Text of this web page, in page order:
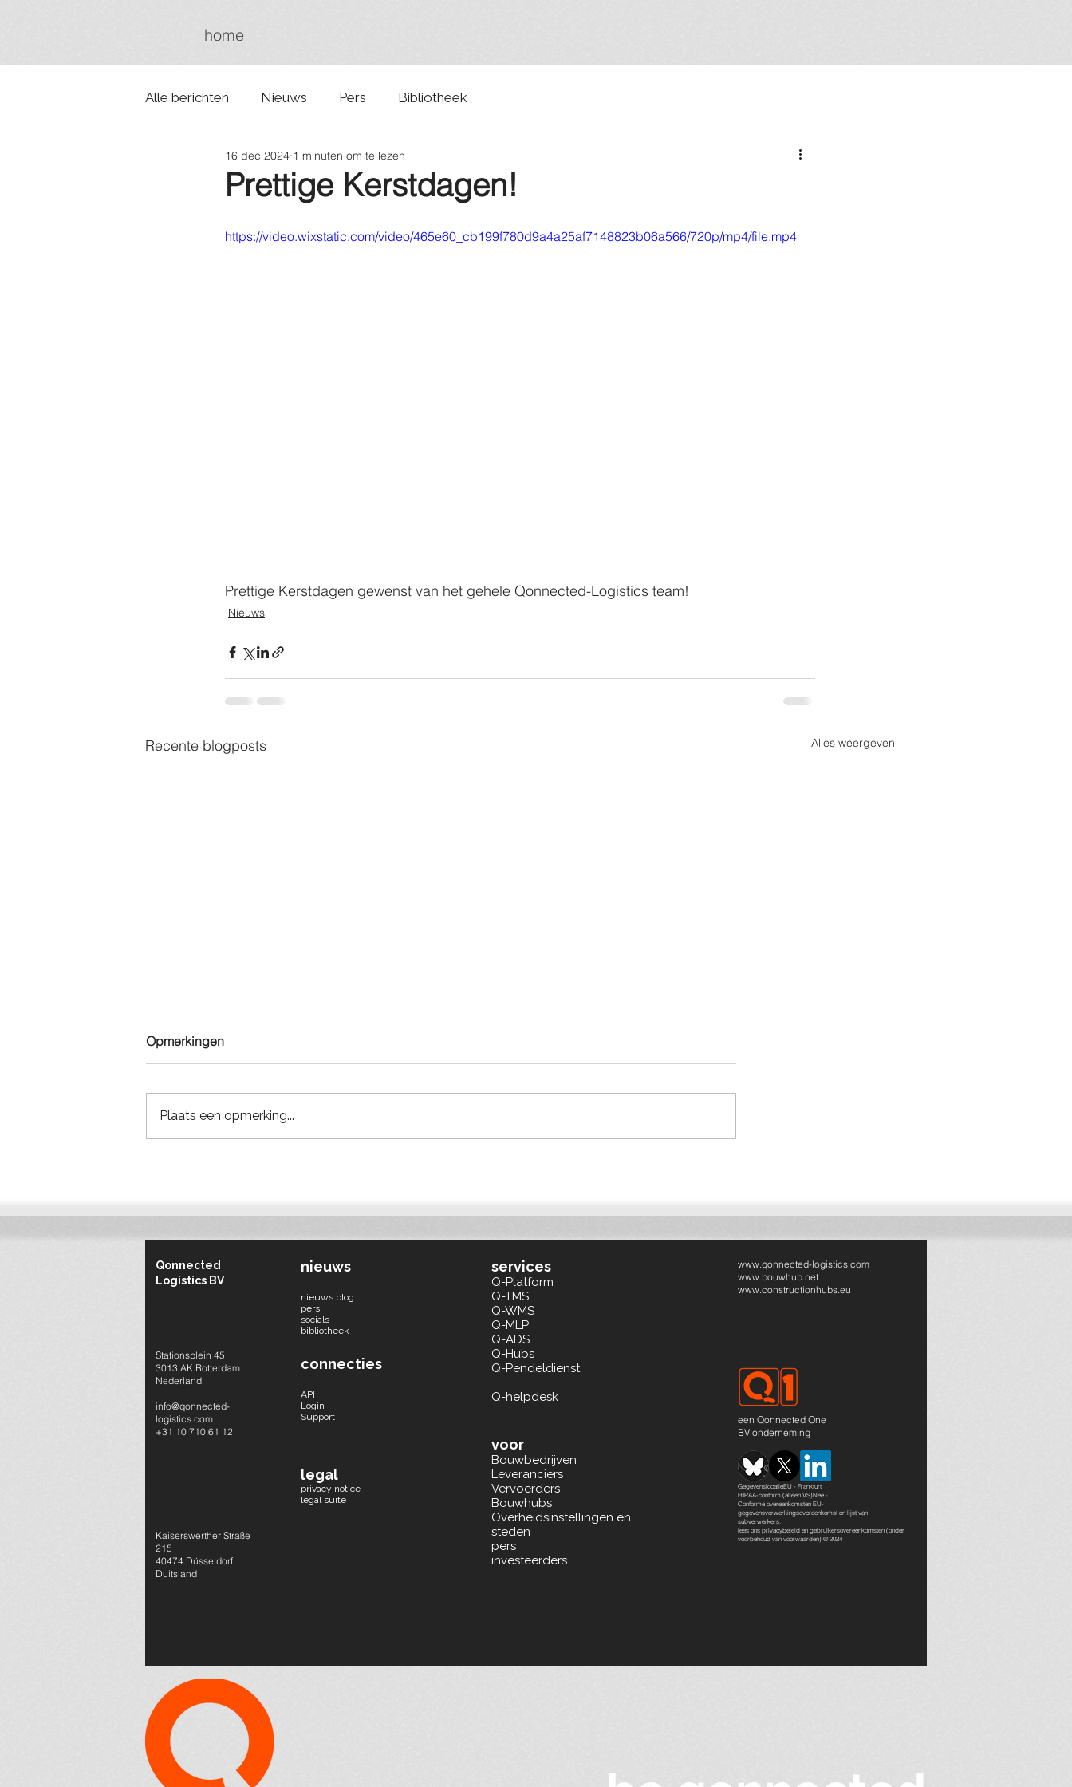
home
Alle berichten Nieuws Pers Bibliotheek
Prettige Kerstdagen!
16 dec 2024 1 minuten om te lezen
https://video.wixstatic.com/video/465e60_cb199f780d9a4a25af7148823b06a566/720p/mp4/file.mp4
Prettige Kerstdagen gewenst van het gehele Qonnected-Logistics team!
Nieuws
Recente blogposts Alles weergeven
bouwplaats
aan BREEAM en ESG
Opmerkingen
Plaats een opmerking...
Qonnected
Logistics BV
Stationsplein 45
3013 AK Rotterdam
Nederland
info@qonnected-
logistics.com
+31 10 710.61 12
Kaiserswerther Straße
215
40474 Düsseldorf
Duitsland
nieuws
nieuws blog
pers
socials​
bibliotheek
connecties
API
Login
Support
legal
privacy notice
legal suite
services
Q-Platform
Q-TMS
Q-WMS
Q-MLP
Q-ADS
Q-Hubs
Q-Pendeldienst
Q-helpdesk
voor
Bouwbedrijven
Leveranciers
Vervoerders
Bouwhubs
Overheidsinstellingen en
steden
pers
investeerders
www.qonnected-logistics.com
www.bouwhub.net
www.constructionhubs.eu
een Qonnected One
BV onderneming
GegevenslocatieEU - Frankfurt
HIPAA-conform (alleen VS)Nee -
Conforme overeenkomsten EU-
gegevensverwerkingsovereenkomst en lijst van
subverwerkers:
lees ons privacybeleid en gebruikersovereenkomsten (onder
voorbehoud van voorwaarden) © 2024